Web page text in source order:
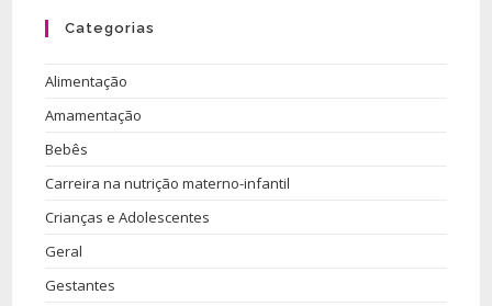
Categorias
Alimentação
Amamentação
Bebês
Carreira na nutrição materno-infantil
Crianças e Adolescentes
Geral
Gestantes